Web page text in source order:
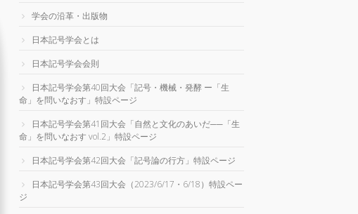
学会の沿革・出版物
日本記号学会とは
日本記号学会会則
日本記号学会第40回大会「記号・機械・発酵 ー「生
命」を問いなおす」特設ページ
日本記号学会第41回大会「自然と文化のあいだ──「生
命」を問いなおす vol.2」特設ページ
日本記号学会第42回大会「記号論の行方」特設ページ
日本記号学会第43回大会（2023/6/17・6/18）特設ペー
ジ